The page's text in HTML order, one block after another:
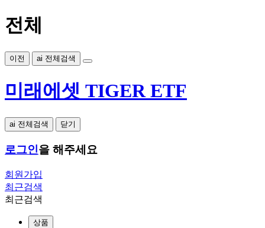
전체
이전 ai 전체검색
미래에셋 TIGER ETF
ai 전체검색 닫기
로그인을 해주세요
회원가입
최근검색
최근검색
상품